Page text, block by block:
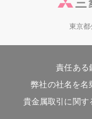
東京
責任ある
弊社の社名を名
貴金属取引に関す